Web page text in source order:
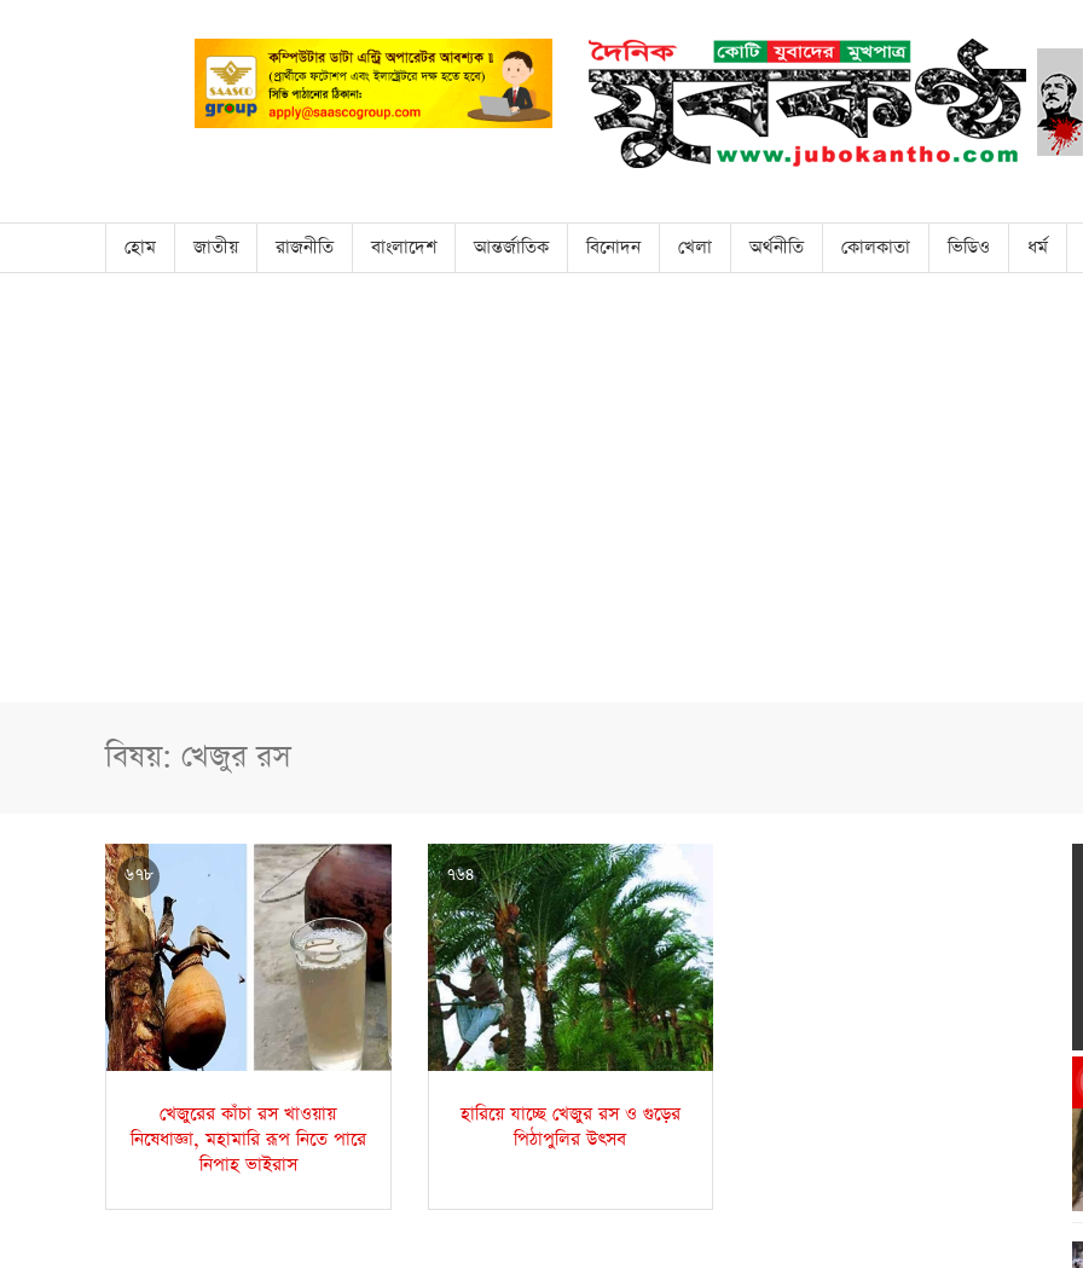
হোম জাতীয় রাজনীতি বাংলাদেশ আন্তর্জাতিক বিনোদন খেলা অর্থনীতি কোলকাতা ভিডিও ধর্ম
বিষয়: খেজুর রস
৬৭৮
খেজুরের কাঁচা রস খাওয়ায়
নিষেধাজ্ঞা, মহামারি রূপ নিতে পারে
নিপাহ ভাইরাস
৭৬৪
হারিয়ে যাচ্ছে খেজুর রস ও গুড়ের
পিঠাপুলির উৎসব